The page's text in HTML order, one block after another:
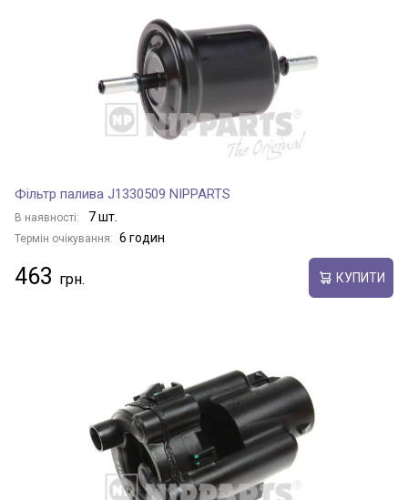
Фільтр палива J1330509 NIPPARTS
В наявності: 7 шт.
Термін очікування: 6 годин
463 КУПИТИ